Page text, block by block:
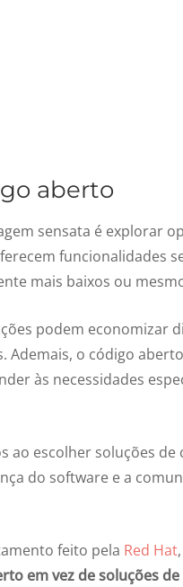
aberto
sensata é explorar
funcionalidades
mais baixos ou
podem economizar
Ademais, o código
às necessidades
ao escolher soluções de
do software e a
feito pela Red Hat,
em vez de soluções